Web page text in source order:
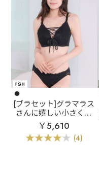
[ブラセット]グラマラス
さんに嬉しい小さく見
せるブラ
スレンダー
ドール 脇高 ブラジャー
&ショーツ (FGHカッ
￥5,610
(4)